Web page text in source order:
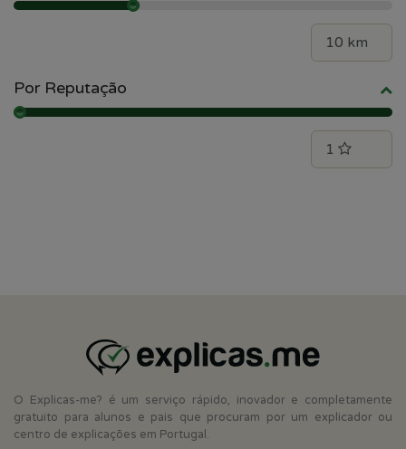
Por Reputação
O Explicas-me? é um serviço rápido, inovador e completamente
gratuito para alunos e pais que procuram por um explicador ou
centro de explicações em Portugal.